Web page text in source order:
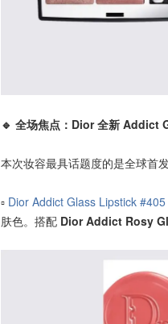
🔹 全场焦点：Dior 全新 Addict
本次妆容最具话题度的是全球首
▫️ Dior Addict Glass Lipstick
肤色。搭配 Dior Addict Rosy